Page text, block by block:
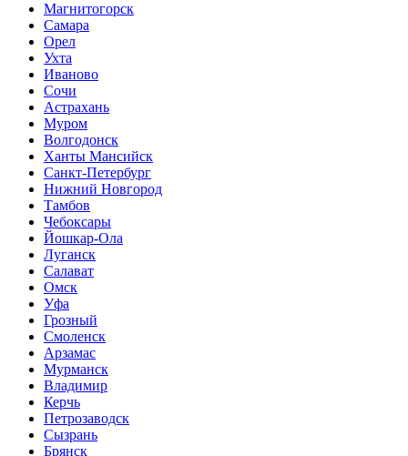
Магнитогорск
Самара
Орел
Ухта
Иваново
Сочи
Астрахань
Муром
Волгодонск
Ханты Мансийск
Санкт-Петербург
Нижний Новгород
Тамбов
Чебоксары
Йошкар-Ола
Луганск
Салават
Омск
Уфа
Грозный
Смоленск
Арзамас
Мурманск
Владимир
Керчь
Петрозаводск
Сызрань
Брянск